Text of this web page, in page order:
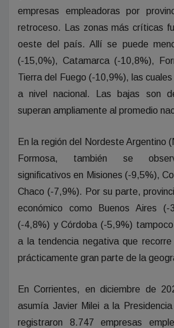
empresas empleadoras por
retroceso. Las zonas más críticas
oeste del país. Allí se puede
(-15,0%), Catamarca (-10,8%),
Tierra del Fuego (-10,9%), las
a nivel nacional. Las bajas son
superan ampliamente al promedio
En la región del Nordeste Argentino
Formosa, también se
significativos en Misiones (-9,5%),
Chaco (-7,9%). Por su parte,
económico como Buenos Aires
(-4,8%) y Córdoba (-5,9%)
a la tendencia negativa que
prácticamente gran parte de la
En Corrientes, en diciembre de
asumía Javier Milei a la
registraron 8.747 empresas